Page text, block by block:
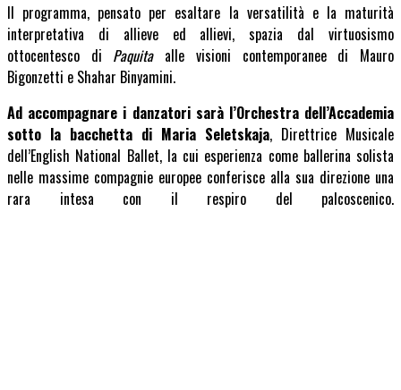
Il programma, pensato per esaltare la versatilità e la maturità
interpretativa di allieve ed allievi, spazia dal virtuosismo
ottocentesco di Paquitaalle visioni contemporanee di Mauro
Bigonzetti e Shahar Binyamini.
Ad accompagnare i danzatori sarà l’Orchestra dell’Accademia
sotto la bacchetta di Maria Seletskaja, Direttrice Musicale
dell’English National Ballet, la cui esperienza come ballerina solista
nelle massime compagnie europee conferisce alla sua direzione una
rara intesa con il respiro del palcoscenico.